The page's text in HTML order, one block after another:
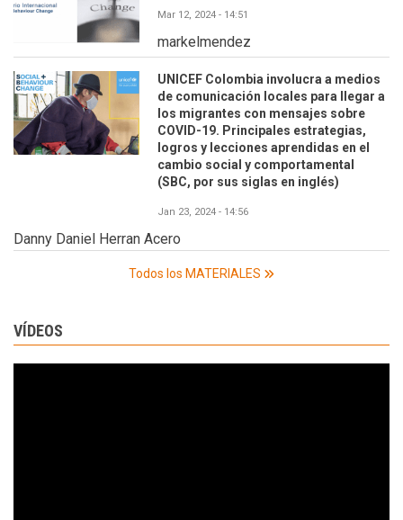
Mar 12, 2024 - 14:51
markelmendez
UNICEF Colombia involucra a medios
de comunicación locales para llegar a
los migrantes con mensajes sobre
COVID-19. Principales estrategias,
logros y lecciones aprendidas en el
cambio social y comportamental
(SBC, por sus siglas en inglés)
Jan 23, 2024 - 14:56
Danny Daniel Herran Acero
Todos los MATERIALES
VÍDEOS